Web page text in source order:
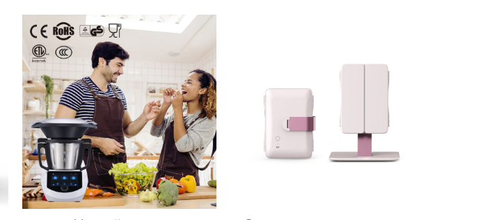
соковыжималка, блендер,
кипяток, замешивание,
взвешивание